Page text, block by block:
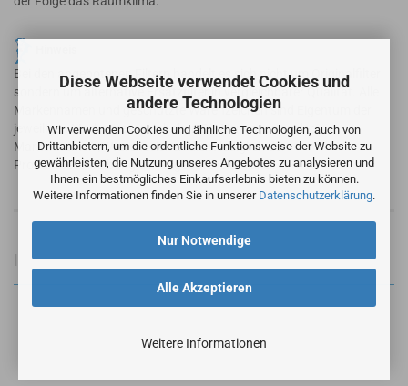
Diese Webseite verwendet Cookies und
andere Technologien
Wir verwenden Cookies und ähnliche Technologien, auch von
Drittanbietern, um die ordentliche Funktionsweise der Website zu
gewährleisten, die Nutzung unseres Angebotes zu analysieren und
Ihnen ein bestmögliches Einkaufserlebnis bieten zu können.
Weitere Informationen finden Sie in unserer Datenschutzerklärung.
Alle Akzeptieren
Nur Notwendige
Weitere Informationen
Bei den angebotenen Filtern handelt es sich nicht um Originalfilter
sondern um alternative Ersatzfilter in vergleichbarer Qualität. Alle
Markennamen und geschützte Warenzeichen sind Eigentum der
jeweiligen Markennameninhaber. Die Verwendung der
Markennamen / Warenzeichen dient lediglich der
Produktbeschreibung der angebotenen Artikel.
Informationen zur Produktsicherheit